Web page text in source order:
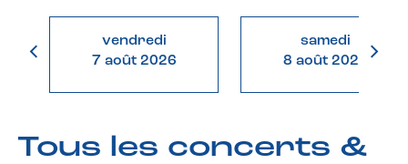
vendredi
7 août 2026
samedi
8 août 2026
Tous les concerts &